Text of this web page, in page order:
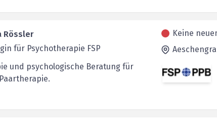
Rössler
für Psychotherapie FSP
und psychologische Beratung für
Keine